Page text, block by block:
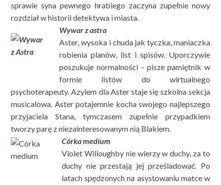
sprawie syna pewnego hrabiego zaczyna zupełnie nowy
rozdział w historii detektywa i miasta.
Wywar z astra
Aster, wysoka i chuda jak tyczka, maniaczka
robienia planów, list i spisów. Uporczywie
poszukuje normalności – pisze pamiętnik w
formie listów do wirtualnego
psychoterapeuty. Azylem dla Aster staje się szkolna sekcja
musicalowa. Aster potajemnie kocha swojego najlepszego
przyjaciela Stana, tymczasem zupełnie przypadkiem
tworzy parę z niezainteresowanym nią Blakiem.
Córka medium
Violet Willoughby nie wierzy w duchy, za to
duchy nie przestają jej prześladować. Po
latach spędzonych na asystowaniu matce w